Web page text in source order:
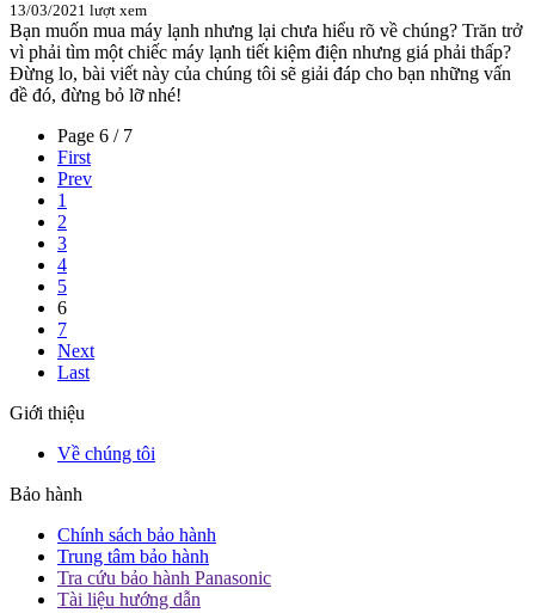
13/03/2021 lượt xem
Bạn muốn mua máy lạnh nhưng lại chưa hiểu rõ về chúng? Trăn trở
vì phải tìm một chiếc máy lạnh tiết kiệm điện nhưng giá phải thấp?
Đừng lo, bài viết này của chúng tôi sẽ giải đáp cho bạn những vấn
đề đó, đừng bỏ lỡ nhé!
Page 6 / 7
First
Prev
1
2
3
4
5
6
7
Next
Last
Giới thiệu
Về chúng tôi
Bảo hành
Chính sách bảo hành
Trung tâm bảo hành
Tra cứu bảo hành Panasonic
Tài liệu hướng dẫn